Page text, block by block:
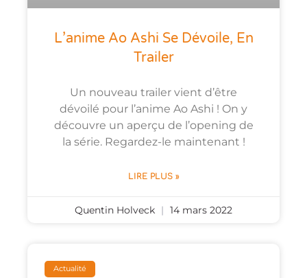
L’anime Ao Ashi Se Dévoile, En
Trailer
Un nouveau trailer vient d’être
dévoilé pour l’anime Ao Ashi ! On y
découvre un aperçu de l’opening de
la série. Regardez-le maintenant !
LIRE PLUS »
Quentin Holveck 14 mars 2022
Actualité